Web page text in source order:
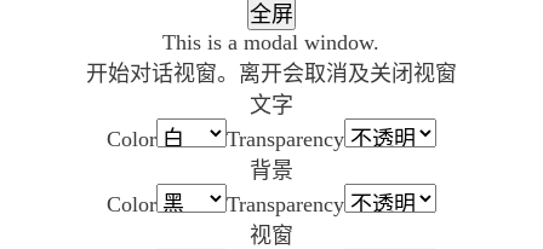
全屏
This is a modal window.
开始对话视窗。离开会取消及关闭视窗
文字
Color
Transparency
背景
Color
Transparency
视窗